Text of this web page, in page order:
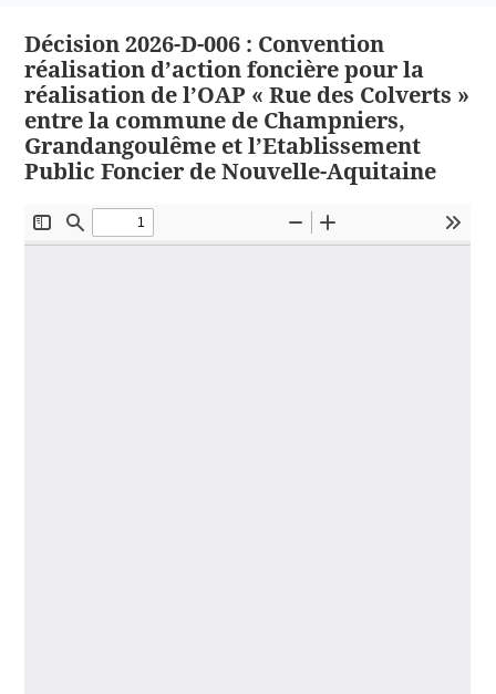
Décision 2026-D-006 : Convention
réalisation d’action foncière pour la
réalisation de l’OAP « Rue des Colverts »
entre la commune de Champniers,
Grandangoulême et l’Etablissement
Public Foncier de Nouvelle-Aquitaine